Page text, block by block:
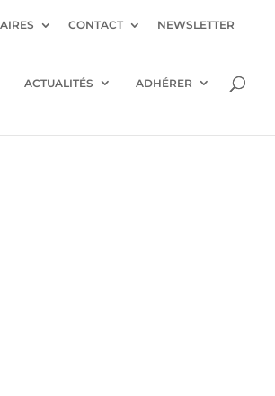
CONTACT NEWSLETTER
ACTUALITÉS ADHÉRER